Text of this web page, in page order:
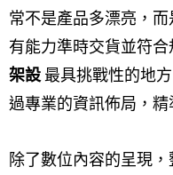
常不是產品多漂亮，
有能力準時交貨並符
架設 最具挑戰性的地
過專業的資訊佈局，精
除了數位內容的呈現